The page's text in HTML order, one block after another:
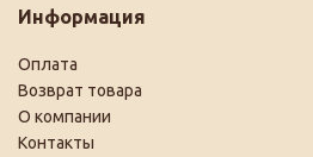
Информация
Оплата
Возврат товара
О компании
Контакты